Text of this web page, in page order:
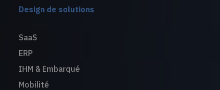
Design de solutions
SaaS
ERP
IHM & Embarqué
Mobilité